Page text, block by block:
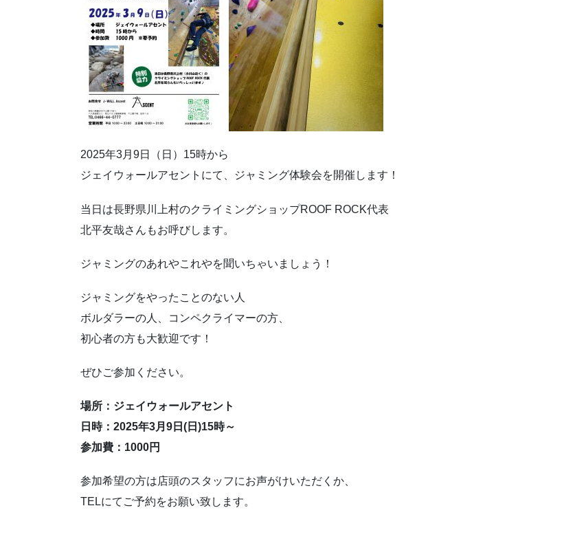
2025年3月9日（日）15時から
ジェイウォールアセントにて、ジャミング体験会を開催します！
当日は長野県川上村のクライミングショップROOF ROCK代表
北平友哉さんもお呼びします。
ジャミングのあれやこれやを聞いちゃいましょう！
ジャミングをやったことのない人
ボルダラーの人、コンペクライマーの方、
初心者の方も大歓迎です！
ぜひご参加ください。
場所：ジェイウォールアセント
日時：2025年3月9日(日)15時～
参加費：1000円
参加希望の方は店頭のスタッフにお声がけいただくか、
TELにてご予約をお願い致します。